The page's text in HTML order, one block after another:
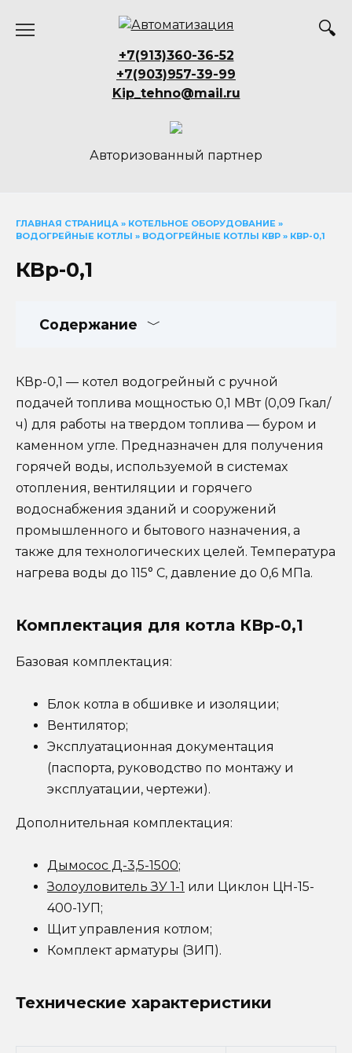
+7(913)360-36-52
+7(903)957-39-99
Kip_tehno@mail.ru
Авторизованный партнер
ГЛАВНАЯ СТРАНИЦА » КОТЕЛЬНОЕ ОБОРУДОВАНИЕ »
ВОДОГРЕЙНЫЕ КОТЛЫ » ВОДОГРЕЙНЫЕ КОТЛЫ КВР » КВР-0,1
КВр-0,1
Содержание
КВр-0,1 — котел водогрейный с ручной
подачей топлива мощностью 0,1 МВт (0,09 Гкал/
ч) для работы на твердом топлива — буром и
каменном угле. Предназначен для получения
горячей воды, используемой в системах
отопления, вентиляции и горячего
водоснабжения зданий и сооружений
промышленного и бытового назначения, а
также для технологических целей. Температура
нагрева воды до 115° С, давление до 0,6 МПа.
Комплектация для котла КВр-0,1
Базовая комплектация:
Блок котла в обшивке и изоляции;
Вентилятор;
Эксплуатационная документация
(паспорта, руководство по монтажу и
эксплуатации, чертежи).
Дополнительная комплектация:
Дымосос Д-3,5-1500;
Золоуловитель ЗУ 1-1 или Циклон ЦН-15-
400-1УП;
Щит управления котлом;
Комплект арматуры (ЗИП).
Технические характеристики